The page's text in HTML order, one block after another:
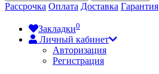
Рассрочка Оплата Доставка Гарантия
Закладки0
Личный кабинет
Авторизация
Регистрация